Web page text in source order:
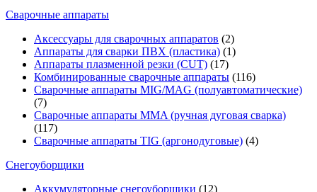
Сварочные аппараты
Аксессуары для сварочных аппаратов (2)
Аппараты для сварки ПВХ (пластика) (1)
Аппараты плазменной резки (CUT) (17)
Комбинированные сварочные аппараты (116)
Сварочные аппараты MIG/MAG (полуавтоматические)
(7)
Сварочные аппараты MMA (ручная дуговая сварка)
(117)
Сварочные аппараты TIG (аргонодуговые) (4)
Снегоуборщики
Аккумуляторные снегоуборщики (12)